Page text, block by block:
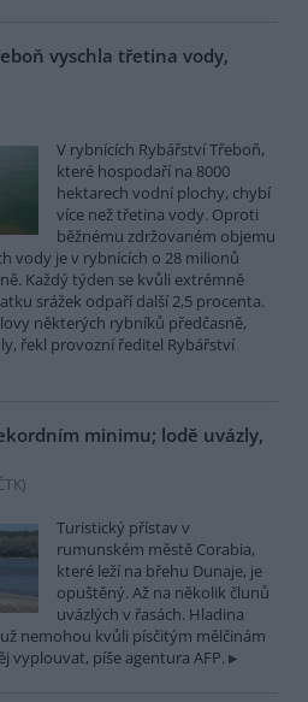
vyschla třetina vody,
V rybnících Rybářství Třeboň,
které hospodaří na 8000
hektarech vodní plochy, chybí
více než třetina vody. Oproti
běžnému zdržovaném objemu
vody je v rybnících o 28 milionů
Každý týden se kvůli extrémně
srážek odpaří další 2,5 procenta.
některých rybníků předčasně,
řekl provozní ředitel Rybářství
minimu; lodě uvázly,
)
Turistický přístav v
rumunském městě Corabia,
které leží na břehu Dunaje, je
opuštěný. Až na několik člunů
uvázlých v řasách. Hladina
nemohou kvůli písčitým mělčinám
vyplouvat, píše agentura AFP.